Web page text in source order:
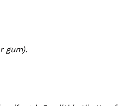
gum).